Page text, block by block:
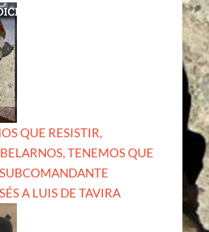
QUE RESISTIR,
TENEMOS QUE
A LUIS DE TAVIRA